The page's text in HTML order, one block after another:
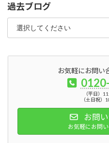
過去ブログ
お気軽にお問い
（平日）
（土日祝）
お問
お気軽にお問